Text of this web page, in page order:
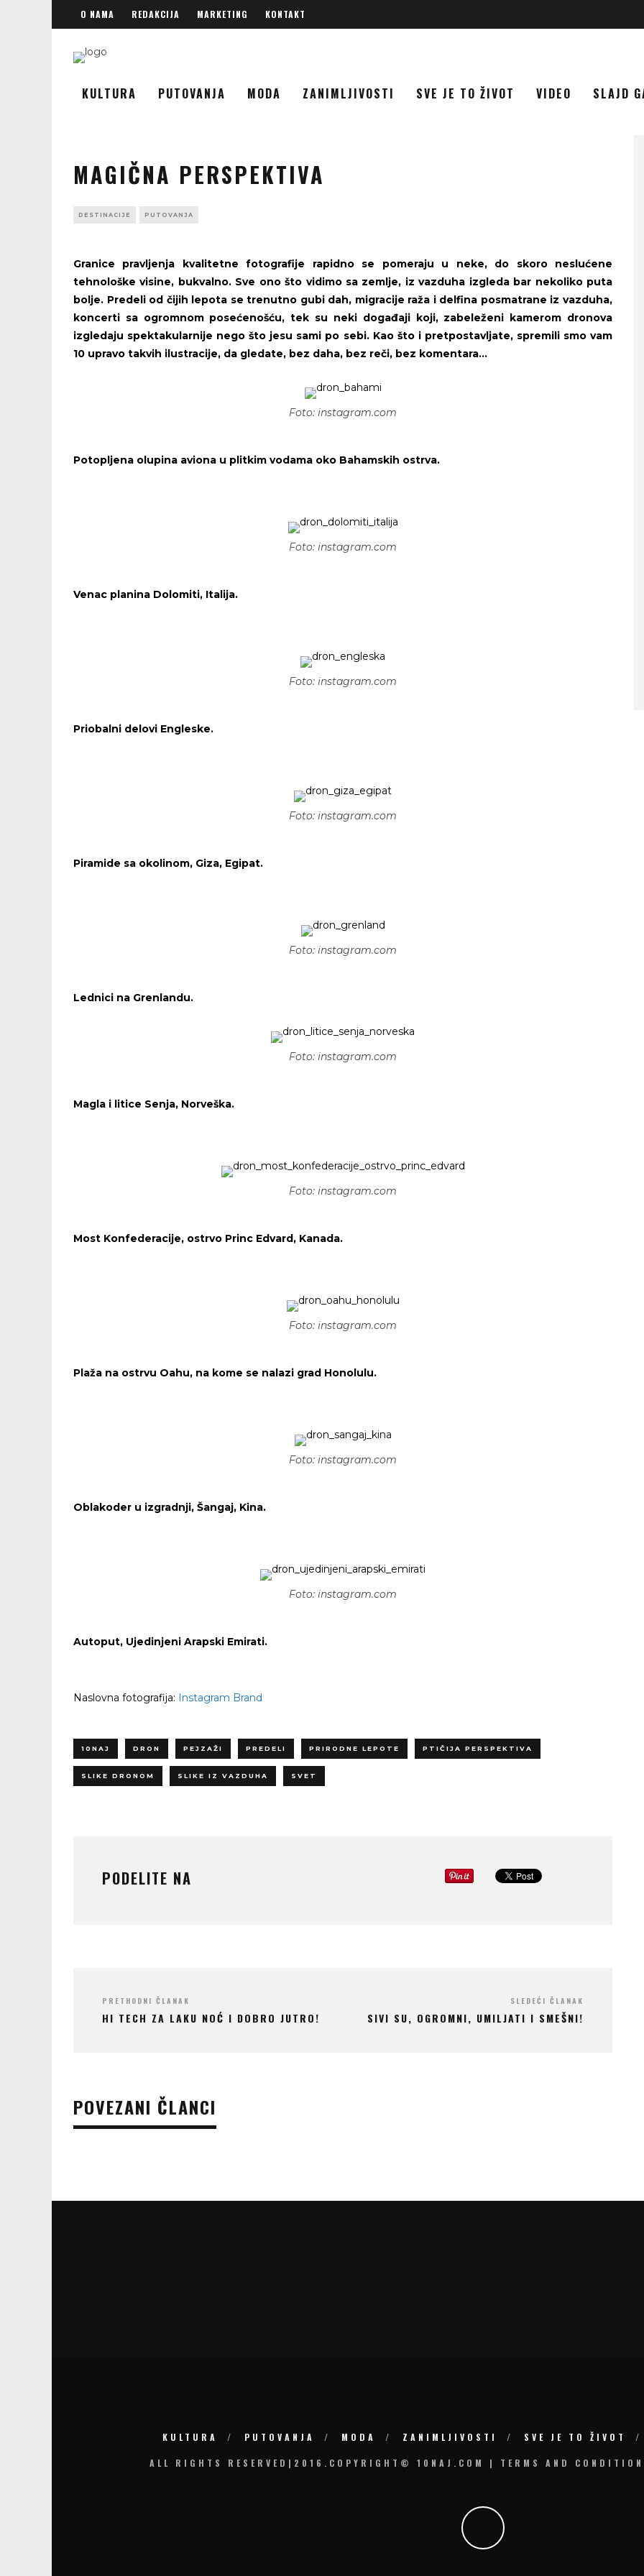
O NAMA REDAKCIJA MARKETING KONTAKT
KULTURA PUTOVANJA MODA ZANIMLJIVOSTI SVE JE TO ŽIVOT VIDEO SLAJD
MAGIČNA PERSPEKTIVA
DESTINACIJE PUTOVANJA
Granice pravljenja kvalitetne fotografije rapidno se pomeraju u neke, do skoro neslućene
tehnološke visine, bukvalno. Sve ono što vidimo sa zemlje, iz vazduha izgleda bar nekoliko puta
bolje. Predeli od čijih lepota se trenutno gubi dah, migracije raža i delfina posmatrane iz vazduha,
koncerti sa ogromnom posećenošću, tek su neki događaji koji, zabeleženi kamerom dronova
izgledaju spektakularnije nego što jesu sami po sebi. Kao što i pretpostavljate, spremili smo vam
10 upravo takvih ilustracije, da gledate, bez daha, bez reči, bez komentara…
Foto: instagram.com
Potopljena olupina aviona u plitkim vodama oko Bahamskih ostrva.
Foto: instagram.com
Venac planina Dolomiti, Italija.
Foto: instagram.com
Priobalni delovi Engleske.
Foto: instagram.com
Piramide sa okolinom, Giza, Egipat.
Foto: instagram.com
Lednici na Grenlandu.
Foto: instagram.com
Magla i litice Senja, Norveška.
Foto: instagram.com
Most Konfederacije, ostrvo Princ Edvard, Kanada.
Foto: instagram.com
Plaža na ostrvu Oahu, na kome se nalazi grad Honolulu.
Foto: instagram.com
Oblakoder u izgradnji, Šangaj, Kina.
Foto: instagram.com
Autoput, Ujedinjeni Arapski Emirati.
Naslovna fotografija: Instagram Brand
10NAJ DRON PEJZAŽI PREDELI PRIRODNE LEPOTE PTIČIJA PERSPEKTIVA
SLIKE DRONOM SLIKE IZ VAZDUHA SVET
PODELITE NA
PRETHODNI ČLANAK
HI TECH ZA LAKU NOĆ I DOBRO JUTRO!
SLEDEĆI ČLANAK
SIVI SU, OGROMNI, UMILJATI I SMEŠNI!
POVEZANI ČLANCI
KULTURA PUTOVANJA MODA ZANIMLJIVOSTI SVE JE TO ŽIVOT
ALL RIGHTS RESERVED|2016.COPYRIGHT© 10NAJ.COM | TERMS AND